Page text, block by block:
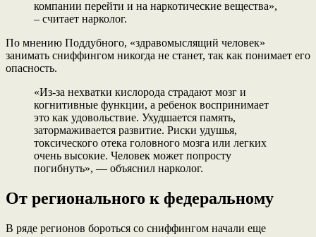
компании перейти и на наркотические вещества»,
– считает нарколог.
По мнению Поддубного, «здравомыслящий человек»
занимать сниффингом никогда не станет, так как понимает его
опасность.
«Из-за нехватки кислорода страдают мозг и
когнитивные функции, а ребенок воспринимает
это как удовольствие. Ухудшается память,
затормаживается развитие. Риски удушья,
токсического отека головного мозга или легких
очень высокие. Человек может попросту
погибнуть», — объяснил нарколог.
От регионального к федеральному
В ряде регионов бороться со сниффингом начали еще